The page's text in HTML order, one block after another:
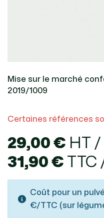
Mise sur le marché
2019/1009
Certaines références
29,00 € HT /
31,90 € TTC
Coût pour un
€/TTC (sur